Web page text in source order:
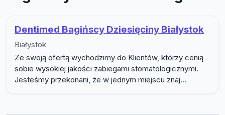
Dentimed Bagińscy Dziesięciny Białystok
Białystok
Ze swoją ofertą wychodzimy do Klientów, którzy cenią
sobie wysokiej jakości zabiegami stomatologicznymi.
Jesteśmy przekonani, że w jednym miejscu znaj...